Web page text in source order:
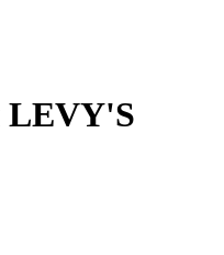
LEVY'S